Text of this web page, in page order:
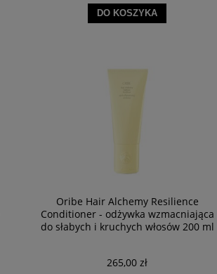
DO KOSZYKA
Oribe Hair Alchemy Resilience
Conditioner - odżywka wzmacniająca
do słabych i kruchych włosów 200 ml
265,00 zł